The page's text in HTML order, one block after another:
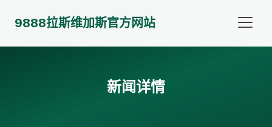
9888拉斯维加斯官方网站
新闻详情